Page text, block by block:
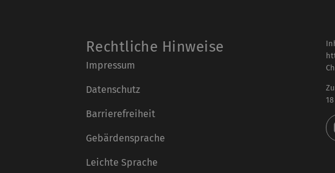
Rechtliche Hinweise
Impressum
Datenschutz
Barrierefreiheit
Gebärdensprache
Leichte Sprache